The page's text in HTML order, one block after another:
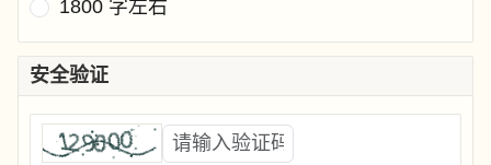
1800 字左右
安全验证